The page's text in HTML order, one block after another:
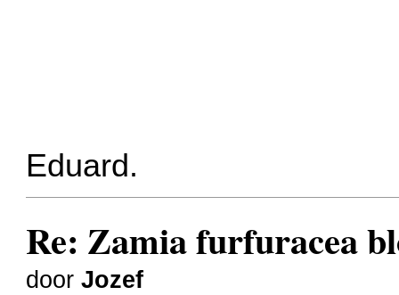
Eduard.
Re: Zamia furfuracea
doorJozef